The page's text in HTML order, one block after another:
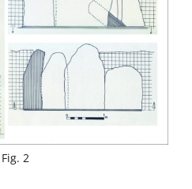
Fig. 2